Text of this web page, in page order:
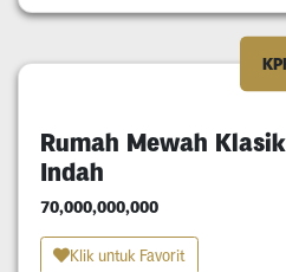
Rumah Mewah
Indah
70,000,000,000
Klik untuk Favorit